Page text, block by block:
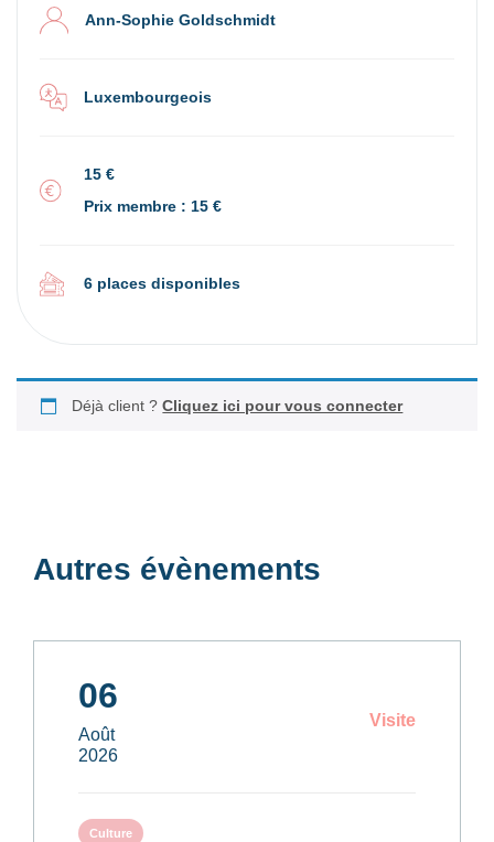
Ann-Sophie Goldschmidt
Luxembourgeois
15 €
Prix membre : 15 €
6 places disponibles
Déjà client ?Cliquez ici pour vous connecter
Autres évènements
06
Août
2026
Visite
Culture